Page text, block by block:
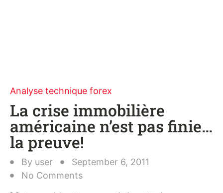
Analyse technique forex
La crise immobilière
américaine n’est pas finie…
la preuve!
By user
September 6, 2011
No Comments